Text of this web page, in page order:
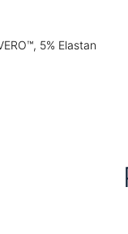
5% Elastan